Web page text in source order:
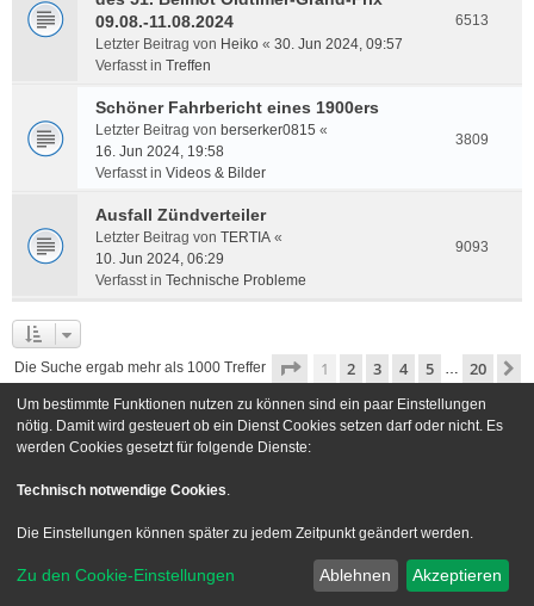
09.08.-11.08.2024
Letzter Beitrag von Heiko « 30. Jun 2024, 09:57
Verfasst in Treffen
6513
Schöner Fahrbericht eines 1900ers
Letzter Beitrag von berserker0815 «
16. Jun 2024, 19:58
Verfasst in Videos & Bilder
3809
Ausfall Zündverteiler
Letzter Beitrag von TERTIA «
10. Jun 2024, 06:29
Verfasst in Technische Probleme
9093
Die Suche ergab mehr als 1000 Treffer Seite 1von 20
1 2 3 4 5 … 20
Gehe zu
Foren-Übersicht Kontakt
Powered byphpBB® Forum Software © phpBB Limited
Style we_universal created byINVENTEA
nextgen
Um bestimmte Funktionen nutzen zu können sind ein paar Einstellungen
nötig. Damit wird gesteuert ob ein Dienst Cookies setzen darf oder nicht. Es
werden Cookies gesetzt für folgende Dienste:
Technisch notwendige Cookies.
Die Einstellungen können später zu jedem Zeitpunkt geändert werden.
Zu den Cookie-Einstellungen Ablehnen Akzeptieren